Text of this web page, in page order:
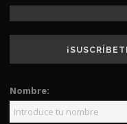
Nombre: